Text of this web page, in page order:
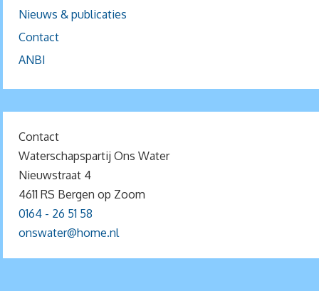
Nieuws & publicaties
Contact
ANBI
Contact
Waterschapspartij Ons Water
Nieuwstraat 4
4611 RS Bergen op Zoom
0164 - 26 51 58
onswater@home.nl